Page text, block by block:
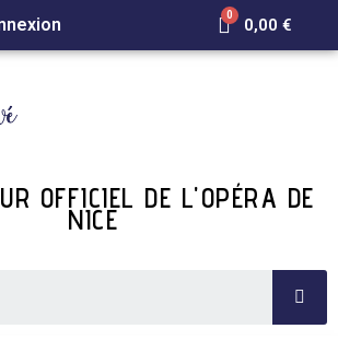
0,00 €
OFFICIEL DE L'OPÉRA DE
NICE